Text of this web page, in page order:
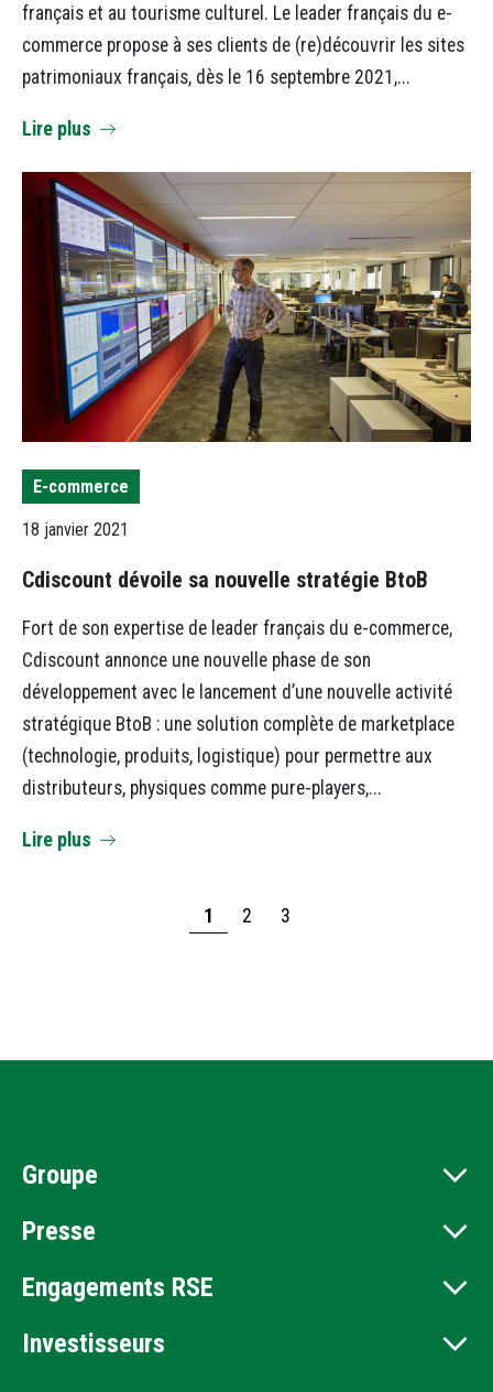
français et au tourisme culturel. Le leader français du e-
commerce propose à ses clients de (re)découvrir les sites
patrimoniaux français, dès le 16 septembre 2021,...
Lire plus
E-commerce
18 janvier 2021
Cdiscount dévoile sa nouvelle stratégie BtoB
Fort de son expertise de leader français du e-commerce,
Cdiscount annonce une nouvelle phase de son
développement avec le lancement d’une nouvelle activité
stratégique BtoB : une solution complète de marketplace
(technologie, produits, logistique) pour permettre aux
distributeurs, physiques comme pure-players,...
Lire plus
1 2 3
Groupe
Presse
Engagements RSE
Investisseurs